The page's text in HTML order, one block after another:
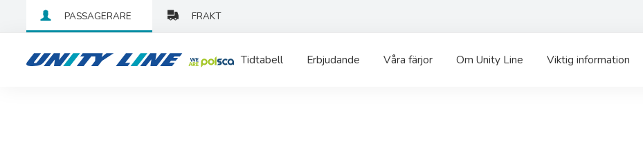
PASSAGERARE FRAKT
Tidtabell Erbjudande Våra färjor Om Unity Line Viktig information